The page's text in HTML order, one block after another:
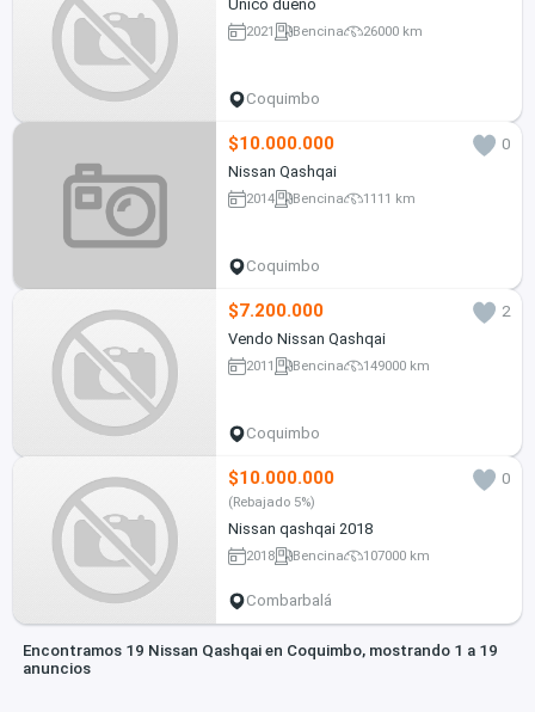
Único dueño
2021 Bencina 26000 km
Coquimbo
$10.000.000
0
Nissan Qashqai
2014 Bencina 1111 km
Coquimbo
$7.200.000
2
Vendo Nissan Qashqai
2011 Bencina 149000 km
Coquimbo
$10.000.000 0
(Rebajado 5%)
Nissan qashqai 2018
2018 Bencina 107000 km
Combarbalá
Encontramos 19 Nissan Qashqai en Coquimbo, mostrando 1 a 19
anuncios